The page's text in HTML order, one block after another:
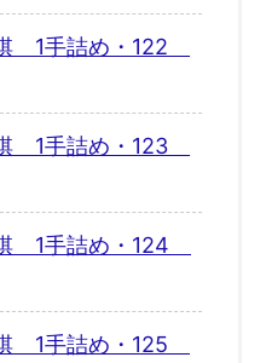
1手詰め・122
1手詰め・123
1手詰め・124
1手詰め・125